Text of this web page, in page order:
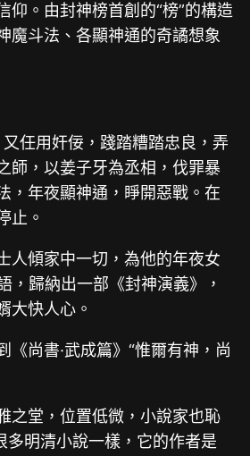
仰。由封神榜首創的“榜”的構造
魔斗法、各顯神通的奇譎想象
任用奸佞，踐踏糟踏忠良，弄
師，以姜子牙為丞相，伐罪暴
年夜顯神通，睜開惡戰。在
止。
人傾家中一切，為他的年夜女
，歸納出一部《封神演義》，
大快人心。
尚書·武成篇》“惟爾有神，尚
之堂，位置低微，小說家也恥
多明清小說一樣，它的作者是